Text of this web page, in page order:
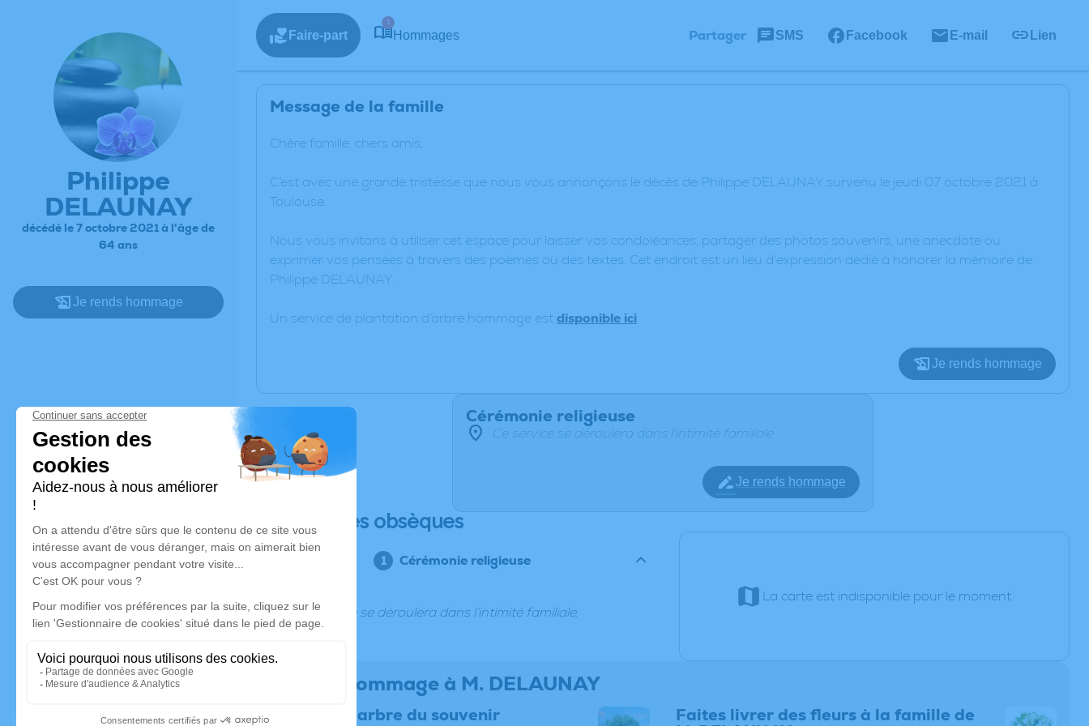
Philippe
DELAUNAY
décédé le 7 octobre 2021 à l'âge de
64 ans
Je rends hommage
Faire-part
1
Hommages Partager SMS Facebook E-mail Lien
Message de la famille
Chère famille, chers amis,
C’est avec une grande tristesse que nous vous annonçons le décès de Philippe DELAUNAY survenu le jeudi 07 octobre 2021 à
Toulouse.
Nous vous invitons à utiliser cet espace pour laisser vos condoléances, partager des photos souvenirs, une anecdote ou
exprimer vos pensées à travers des poèmes ou des textes. Cet endroit est un lieu d'expression dédié à honorer la mémoire de
Philippe DELAUNAY.
Un service de plantation d’arbre hommage est disponible ici
Je rends hommage
Cérémonie religieuse
Ce service se déroulera dans l'intimité familiale
Je rends hommage
Déroulé des obsèques
Cérémonie religieuse
Ce service se déroulera dans l’intimité familiale.
La carte est indisponible pour le moment.
Rendez hommage à M. DELAUNAY
Plantez un arbre du souvenir Faites livrer des fleurs à la famille de